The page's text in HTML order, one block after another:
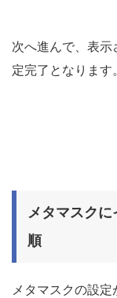
次へ進んで、表
定完了となります
メタマスク
順
メタマスクの設